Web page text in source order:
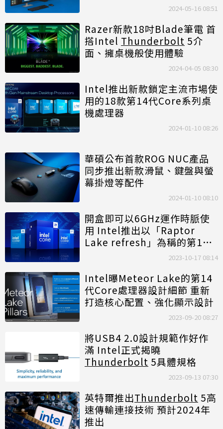
2024-05-16 08:51
Razer新款18吋Blade筆電 首
搭Intel Thunderbolt 5介
面、擁桌機般使用體驗
2024-04-05 08:30
Intel推出新款鎖定主流市場使
用的18款第14代Core系列桌
機處理器
2024-01-10 08:26
華碩公布首款ROG NUC產品
同步推出新款滑鼠、鍵盤與螢
幕掛燈等配件
2024-01-10 08:10
開盒即可以6GHz運作時脈使
用 Intel推出以「Raptor
Lake refresh」為稱的第14
代Core S系列桌機處理器
2023-10-17 08:14
Intel曝Meteor Lake的第14
代Core處理器設計細節 重新
打造核心配置、強化顯示設計
2023-09-20 08:27
將USB4 2.0設計規範作好作
滿 Intel正式揭曉
Thunderbolt 5具體規格
2023-09-13 07:30
英特爾推出Thunderbolt 5高
速傳輸連接技術 預計2024年
推出